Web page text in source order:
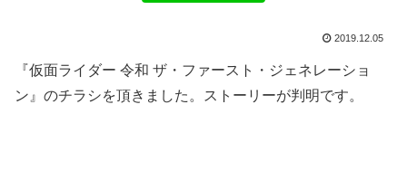
2019.12.05
『仮面ライダー 令和 ザ・ファースト・ジェネレーショ
ン』のチラシを頂きました。ストーリーが判明です。